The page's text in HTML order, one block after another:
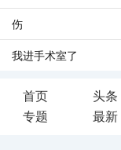
伤
我进手术室了
首页 头条
专题
最新